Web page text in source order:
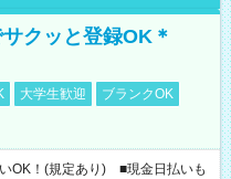
クッと登録OK＊
大学生歓迎
ブランクOK
OK！(規定あり) ■現金日払いも